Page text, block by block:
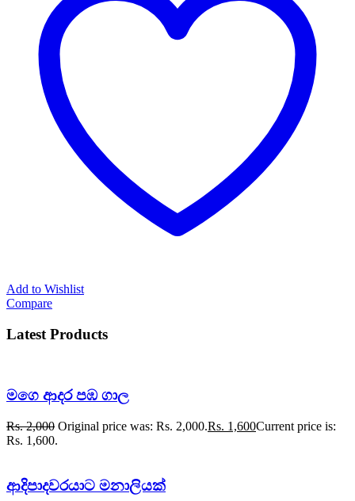
Add to Wishlist
Compare
Latest Products
මගෙ ආදර පඹ ගාල
Rs.2,000 Original price was: Rs. 2,000.Rs. 1,600Current price is:
Rs. 1,600.
ආදිපාදවරයාට මනාලියක්